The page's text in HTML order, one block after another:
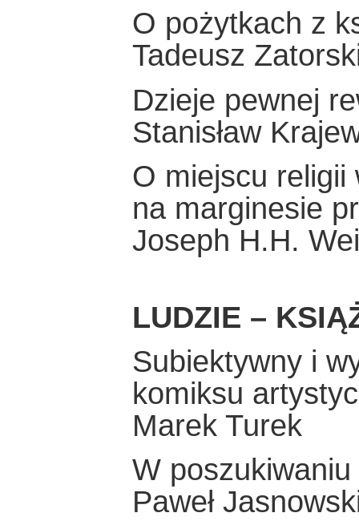
O pożytkach z
Tadeusz
Dzieje pewnej
Stanisław
O miejscu religii
na marginesie
Joseph H.H.
LUDZIE –
Subiektywny i
komiksu
Marek Turek
W
Paweł